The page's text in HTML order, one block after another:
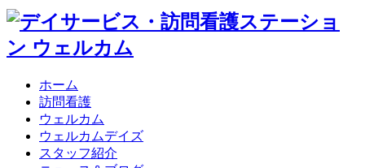
ホーム
訪問看護
ウェルカム
ウェルカムデイズ
スタッフ紹介